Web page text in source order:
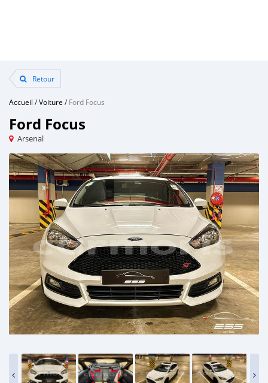
Retour
Accueil /Voiture /Ford Focus
Ford Focus
Arsenal